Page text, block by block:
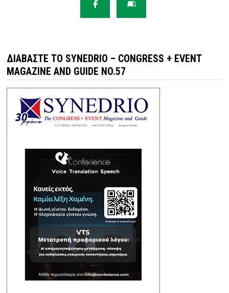
ΔΙΑΒΆΣΤΕ ΤΟ SYNEDRIO – CONGRESS + EVENT
MAGAZINE AND GUIDE NO.57